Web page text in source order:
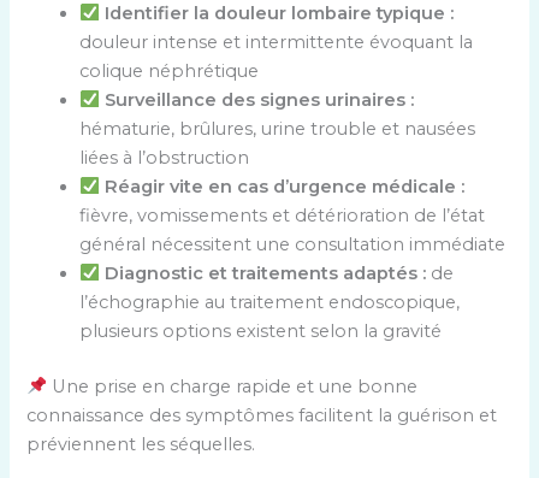
Identifier la douleur lombaire typique :
douleur intense et intermittente évoquant la
colique néphrétique
Surveillance des signes urinaires :
hématurie, brûlures, urine trouble et nausées
liées à l’obstruction
Réagir vite en cas d’urgence médicale :
fièvre, vomissements et détérioration de l’état
général nécessitent une consultation immédiate
Diagnostic et traitements adaptés :de
l’échographie au traitement endoscopique,
plusieurs options existent selon la gravité
Une prise en charge rapide et une bonne
connaissance des symptômes facilitent la guérison et
préviennent les séquelles.